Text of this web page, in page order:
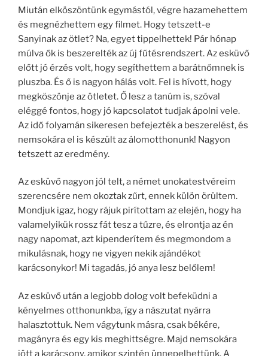
Miután elköszöntünk egymástól, végre hazamehettem
és megnézhettem egy filmet. Hogy tetszett-e
Sanyinak az ötlet? Na, egyet tippelhettek! Pár hónap
múlva ők is beszerelték az új fűtésrendszert. Az esküvő
előtt jó érzés volt, hogy segíthettem a barátnőmnek is
pluszba. És ő is nagyon hálás volt. Fel is hívott, hogy
megköszönje az ötletet. Ő lesz a tanúm is, szóval
eléggé fontos, hogy jó kapcsolatot tudjak ápolni vele.
Az idő folyamán sikeresen befejezték a beszerelést, és
nemsokára el is készült az álomotthonunk! Nagyon
tetszett az eredmény.
Az esküvő nagyon jól telt, a német unokatestvéreim
szerencsére nem okoztak zűrt, ennek külön örültem.
Mondjuk igaz, hogy rájuk pirítottam az elején, hogy ha
valamelyikük rossz fát tesz a tűzre, és elrontja az én
nagy napomat, azt kipenderítem és megmondom a
mikulásnak, hogy ne vigyen nekik ajándékot
karácsonykor! Mi tagadás, jó anya lesz belőlem!
Az esküvő után a legjobb dolog volt befeküdni a
kényelmes otthonunkba, így a nászutat nyárra
halasztottuk. Nem vágytunk másra, csak békére,
magányra és egy kis meghittségre. Majd nemsokára
jött a karácsony, amikor szintén ünnepelhettünk. A